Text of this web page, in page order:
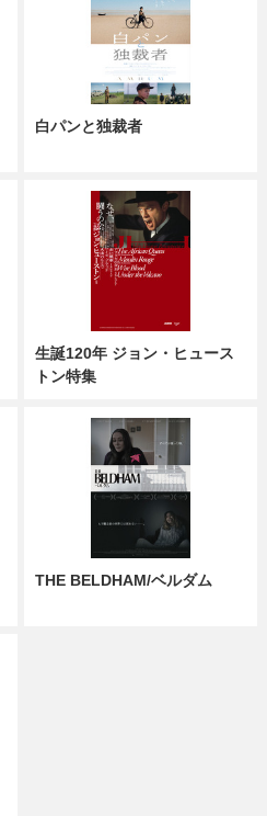
白パンと独裁者
生誕120年 ジョン・ヒュース
トン特集
THE BELDHAM/ベルダム